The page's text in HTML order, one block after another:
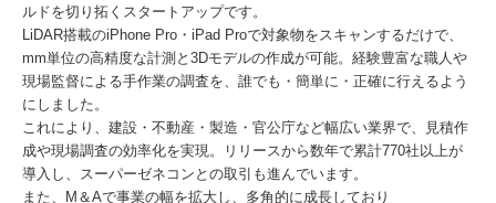
ルドを切り拓くスタートアップです。
LiDAR搭載のiPhone Pro・iPad Proで対象物をスキャンするだけで、
mm単位の高精度な計測と3Dモデルの作成が可能。経験豊富な職人や
現場監督による手作業の調査を、誰でも・簡単に・正確に行えるよう
にしました。
これにより、建設・不動産・製造・官公庁など幅広い業界で、見積作
成や現場調査の効率化を実現。リリースから数年で累計770社以上が
導入し、スーパーゼネコンとの取引も進んでいます。
また、M＆Aで事業の幅を拡大し、多角的に成長しており